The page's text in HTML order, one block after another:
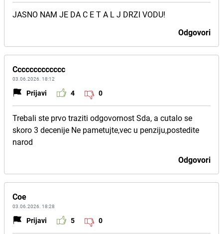
JASNO NAM JE DA C E T A L J DRZI VODU!
Odgovori
Ccccccccccccc
03.06.2026. 18:12
Prijavi 4 0
Trebali ste prvo traziti odgovornost Sda, a cutalo se
skoro 3 decenije Ne pametujte,vec u penziju,postedite
narod
Odgovori
Coe
03.06.2026. 18:28
Prijavi 5 0